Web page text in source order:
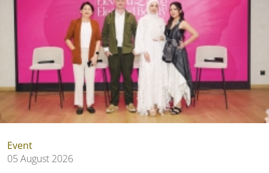
Event
05 August 2026